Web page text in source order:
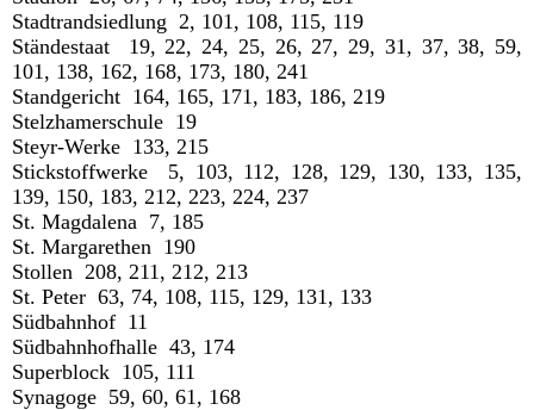
Stadtrandsiedlung 2, 101, 108, 115, 119
Ständestaat 19, 22, 24, 25, 26, 27, 29, 31, 37, 38, 59,
101, 138, 162, 168, 173, 180, 241
Standgericht 164, 165, 171, 183, 186, 219
Stelzhamerschule 19
Steyr-Werke 133, 215
Stickstoffwerke 5, 103, 112, 128, 129, 130, 133, 135,
139, 150, 183, 212, 223, 224, 237
St. Magdalena 7, 185
St. Margarethen 190
Stollen 208, 211, 212, 213
St. Peter 63, 74, 108, 115, 129, 131, 133
Südbahnhof 11
Südbahnhofhalle 43, 174
Superblock 105, 111
Synagoge 59, 60, 61, 168